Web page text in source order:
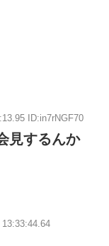
ID:in7rNGF70
見するんか